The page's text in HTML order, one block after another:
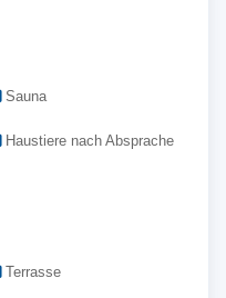
Sauna
Haustiere nach Absprache
Terrasse